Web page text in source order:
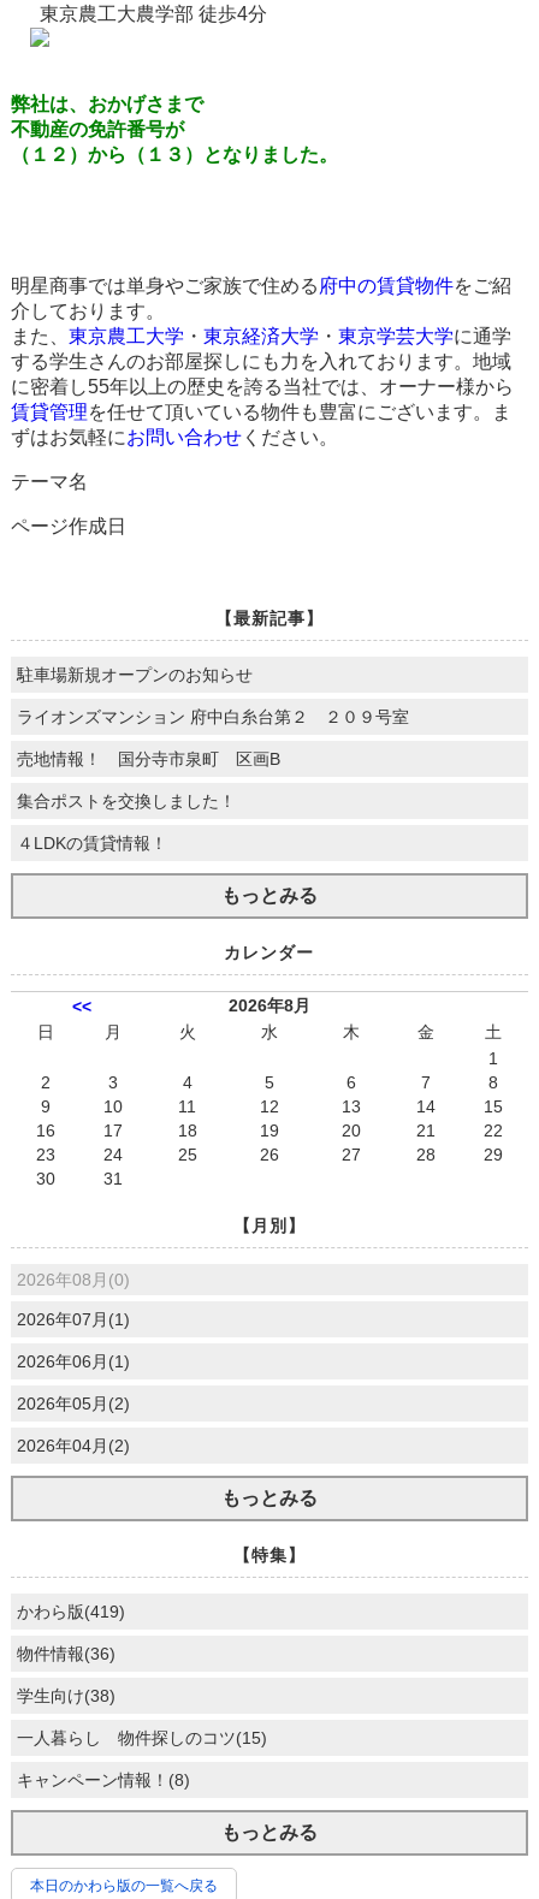
東京農工大農学部 徒歩4分
弊社は、おかげさまで
不動産の免許番号が
（１２）から（１３）となりました。
明星商事では単身やご家族で住める 府中の賃貸物件をご紹
介しております。
また、 東京農工大学 ・ 東京経済大学 ・ 東京学芸大学に通学
する学生さんのお部屋探しにも力を入れております。地域
に密着し55年以上の歴史を誇る当社では、オーナー様から
賃貸管理を任せて頂いている物件も豊富にございます。ま
ずはお気軽にお問い合わせください。
テーマ名
ページ作成日
【最新記事】
駐車場新規オープンのお知らせ
ライオンズマンション 府中白糸台第２ ２０９号室
売地情報！ 国分寺市泉町 区画B
集合ポストを交換しました！
４LDKの賃貸情報！
もっとみる
カレンダー
<<
2026年8月
日
月 火 水 木 金
土
1
2
3 4 5 6 7
8
9
10 11 12 13 14
15
16
17 18 19 20 21
22
23
24 25 26 27 28
29
30
31
【月別】
2026年08月(0)
2026年07月(1)
2026年06月(1)
2026年05月(2)
2026年04月(2)
もっとみる
【特集】
かわら版(419)
物件情報(36)
学生向け(38)
一人暮らし 物件探しのコツ(15)
キャンペーン情報！(8)
もっとみる
本日のかわら版の一覧へ戻る